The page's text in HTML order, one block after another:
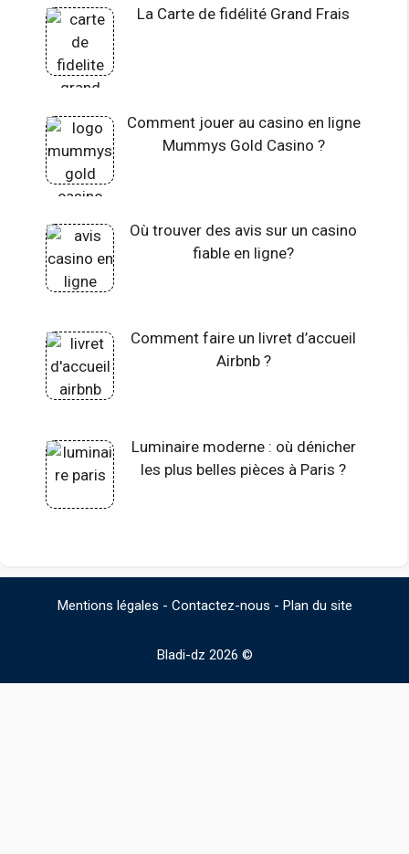
La Carte de fidélité Grand Frais
Comment jouer au casino en ligne
Mummys Gold Casino ?
Où trouver des avis sur un casino
fiable en ligne?
Comment faire un livret d’accueil
Airbnb ?
Luminaire moderne : où dénicher
les plus belles pièces à Paris ?
Mentions légales - Contactez-nous - Plan du site
Bladi-dz 2026 ©